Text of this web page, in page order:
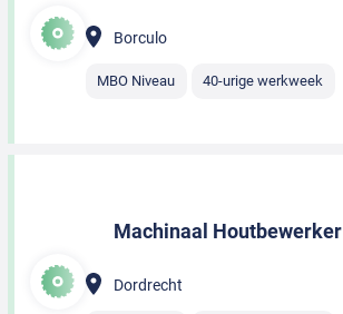
Borculo
MBO Niveau 40-urige werkweek
Machinaal Houtbewerker
Dordrecht